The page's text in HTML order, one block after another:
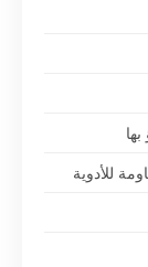
للأدوية